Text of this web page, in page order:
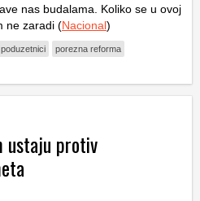
nas budalama. Koliko se u ovoj
ne zaradi (Nacional)
poduzetnici porezna reforma
ustaju protiv